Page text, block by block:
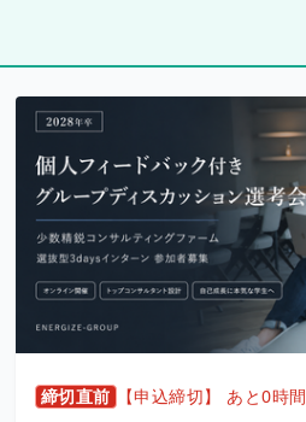
締切直前 【申込締切】 あと0時間